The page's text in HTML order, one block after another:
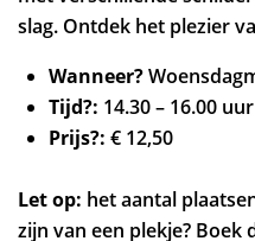
slag. Ontdek het plezier
Wanneer?
Tijd?: 14.30 – 16.00 uur
Prijs?:€ 12,50
Let op: het aantal
zijn van een plekje?